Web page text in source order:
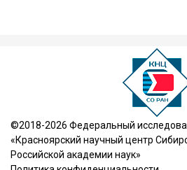
©2018-2026 Федеральный
«Красноярский научный центр
Российской академии наук»